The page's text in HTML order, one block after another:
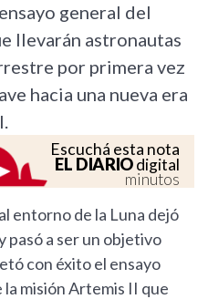
general del
llevarán astronautas
por primera vez
hacia una nueva era
Escuchá esta nota
EL DIARIOdigital
minutos
entorno de la Luna dejó
pasó a ser un objetivo
con éxito el ensayo
misión Artemis II que